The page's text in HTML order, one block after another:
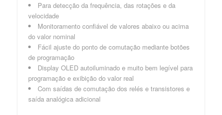
Para detecção da frequência, das rotações e da
velocidade
Monitoramento confiável de valores abaixo ou acima
do valor nominal
Fácil ajuste do ponto de comutação mediante botões
de programação
Display OLED autoiluminado e muito bem legível para
programação e exibição do valor real
Com saídas de comutação dos relés e transistores e
saída analógica adicional